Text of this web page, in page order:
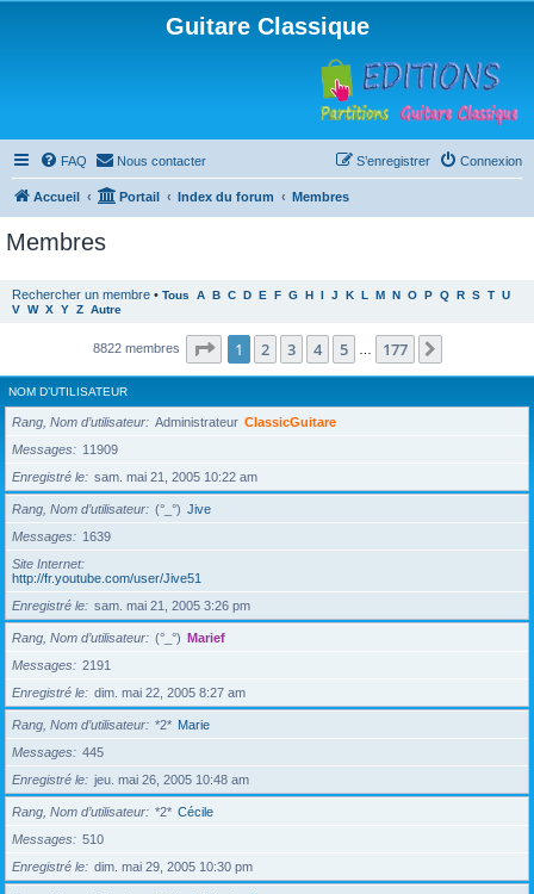
Guitare Classique
FAQ Nous contacter Connexion
S’enregistrer
Accueil Portail Index du forum Membres
Membres
Rechercher un membre • Tous A B C D E F G H I J K L M N O P Q R S T U
V W X Y Z Autre
8822 membres Page 1sur177
1 2 3 4 5 177
NOM D’UTILISATEUR
Rang, Nom d’utilisateur Administrateur ClassicGuitare
Messages
11909
Enregistré le
sam. mai 21, 2005 10:22 am
Rang, Nom d’utilisateur (°_°) Jive
Messages
1639
Site Internet
http://fr.youtube.com/user/Jive51
Enregistré le
sam. mai 21, 2005 3:26 pm
Rang, Nom d’utilisateur (°_°) Marief
Messages
2191
Enregistré le
dim. mai 22, 2005 8:27 am
Rang, Nom d’utilisateur *2* Marie
Messages
445
Enregistré le
jeu. mai 26, 2005 10:48 am
Rang, Nom d’utilisateur *2* Cécile
Messages
510
Enregistré le
dim. mai 29, 2005 10:30 pm